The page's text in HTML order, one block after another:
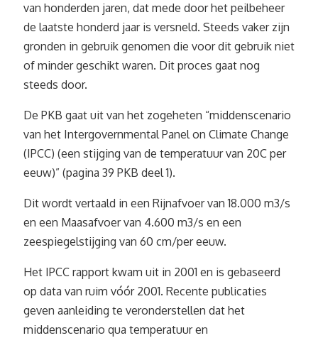
van honderden jaren, dat mede door het peilbeheer
de laatste honderd jaar is versneld. Steeds vaker zijn
gronden in gebruik genomen die voor dit gebruik niet
of minder geschikt waren. Dit proces gaat nog
steeds door.
De PKB gaat uit van het zogeheten “middenscenario
van het Intergovernmental Panel on Climate Change
(IPCC) (een stijging van de temperatuur van 20C per
eeuw)” (pagina 39 PKB deel 1).
Dit wordt vertaald in een Rijnafvoer van 18.000 m3/s
en een Maasafvoer van 4.600 m3/s en een
zeespiegelstijging van 60 cm/per eeuw.
Het IPCC rapport kwam uit in 2001 en is gebaseerd
op data van ruim vóór 2001. Recente publicaties
geven aanleiding te veronderstellen dat het
middenscenario qua temperatuur en